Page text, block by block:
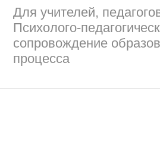
Для учителей,
Психолого-
сопровождение
процесса